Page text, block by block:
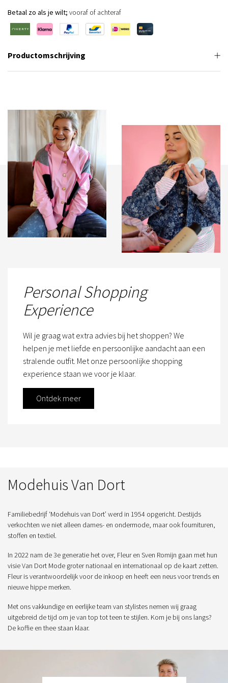
Betaal zo als je wilt; vooraf of achteraf
Productomschrijving
Personal Shopping
Experience
Wil je graag wat extra advies bij het shoppen? We
helpen je met liefde en persoonlijke aandacht aan een
stralende outfit. Met onze persoonlijke shopping
experience staan we voor je klaar.
Ontdek meer
Modehuis Van Dort
Familiebedrijf ‘Modehuis van Dort’ werd in 1954 opgericht. Destijds
verkochten we niet alleen dames- en ondermode, maar ook fournituren,
stoffen en textiel.
In 2022 nam de 3e generatie het over, Fleur en Sven Romijn gaan met hun
visie Van Dort Mode groter nationaal en internationaal op de kaart zetten.
Fleur is verantwoordelijk voor de inkoop en heeft een neus voor trends en
nieuwe hippe merken.
Met ons vakkundige en eerlijke team van stylistes nemen wij graag
uitgebreid de tijd om je van top tot teen te stijlen. Kom je bij ons langs?
De koffie en thee staan klaar.